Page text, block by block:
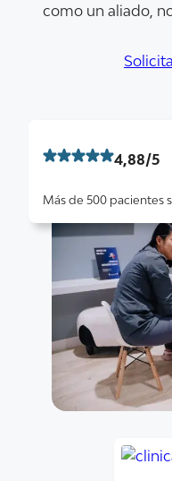
como un aliado,
4,88/5
Más de 500 pacientes